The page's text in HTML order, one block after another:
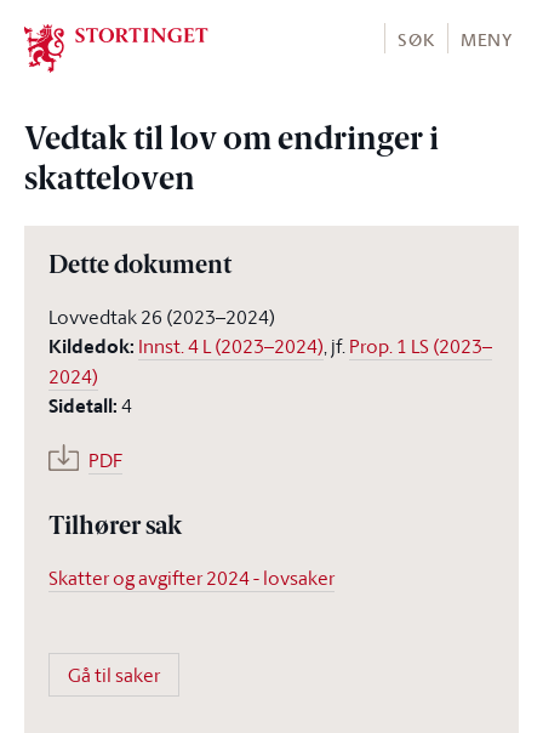
Stortinget.no
SØK MENY
Vedtak til lov om endringer i
skatteloven
Dette dokument
Lovvedtak 26 (2023–2024)
Kildedok: Innst. 4 L (2023–2024), jf.Prop. 1 LS (2023–
2024)
Sidetall:4
PDF
Tilhører sak
Skatter og avgifter 2024 - lovsaker
Gå til saker